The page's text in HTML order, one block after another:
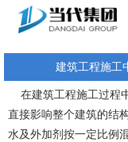
建筑工程施工
在建筑工程施工过程
直接影响整个建筑的结
水及外加剂按一定比例